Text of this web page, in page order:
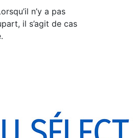
n’y a pas
il s’agit de cas